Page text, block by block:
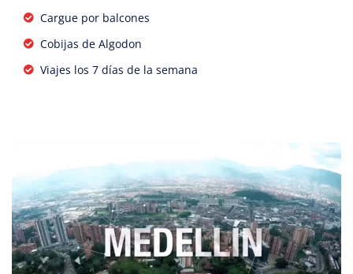
Cargue por balcones
Cobijas de Algodon
Viajes los 7 días de la semana